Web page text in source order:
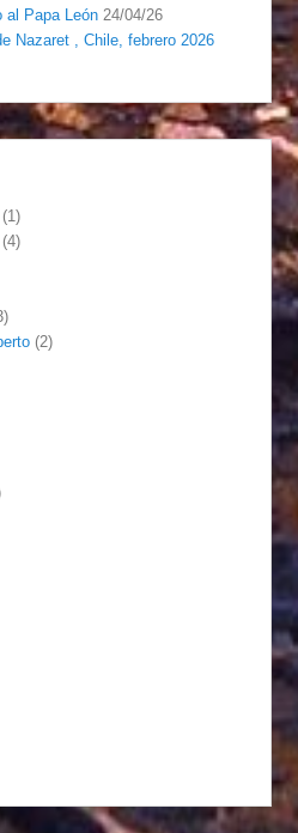
al Papa León 24/04/26
Nazaret , Chile, febrero 2026
(1)
(4)
(2)